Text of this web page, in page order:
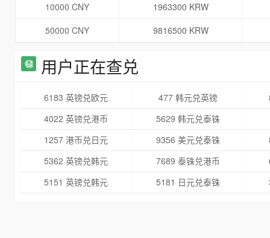
10000 CNY
1963300 KRW
50000 CNY
9816500 KRW
用户正在查兑
6183 英镑兑欧元 477 韩元兑英镑
4022 英镑兑港币
5629 韩元兑泰铢
1257 港币兑日元
9356 美元兑泰铢
5362 英镑兑韩元
7689 泰铢兑港币
5151 英镑兑韩元
5181 日元兑泰铢